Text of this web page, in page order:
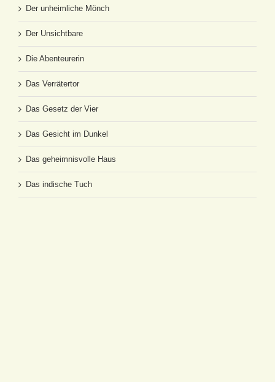
Der unheimliche Mönch
Der Unsichtbare
Die Abenteurerin
Das Verrätertor
Das Gesetz der Vier
Das Gesicht im Dunkel
Das geheimnisvolle Haus
Das indische Tuch